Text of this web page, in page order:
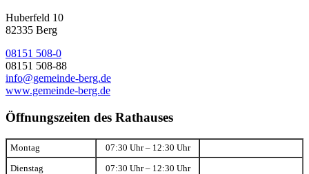
Huberfeld 10
82335 Berg
08151 508-0
08151 508-88
info@gemeinde-berg.de
www.gemeinde-berg.de
Öffnungszeiten des Rathauses
Montag 07:30 Uhr – 12:30 Uhr
Dienstag 07:30 Uhr – 12:30 Uhr